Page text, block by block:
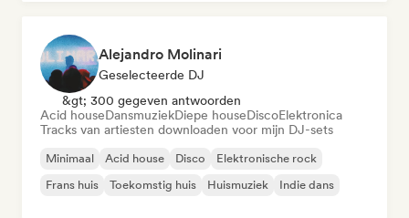
Alejandro Molinari
Geselecteerde DJ
&gt; 300 gegeven antwoorden
Acid houseDansmuziekDiepe houseDiscoElektronica
Tracks van artiesten downloaden voor mijn DJ-sets
Minimaal Acid house Disco
Elektronische rock
Frans huis
Toekomstig huis Huismuziek Indie dans